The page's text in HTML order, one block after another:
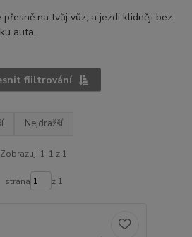
na tvůj vůz, a jezdi klidněji bez
auta.
fiiltrování
Nejdražší
Zobrazuji 1-1 z 1
strana z 1